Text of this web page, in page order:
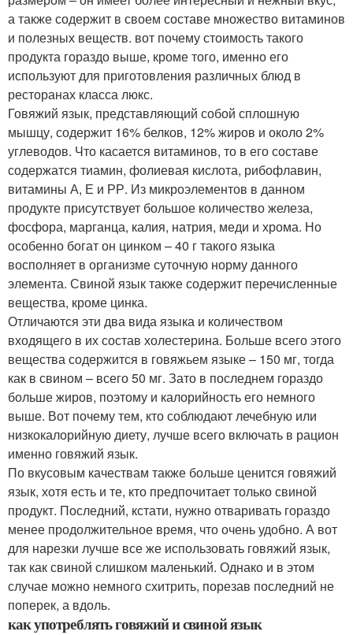
а также содержит в своем составе множество витаминов
и полезных веществ. вот почему стоимость такого
продукта гораздо выше, кроме того, именно его
используют для приготовления различных блюд в
ресторанах класса люкс.
Говяжий язык, представляющий собой сплошную
мышцу, содержит 16% белков, 12% жиров и около 2%
углеводов. Что касается витаминов, то в его составе
содержатся тиамин, фолиевая кислота, рибофлавин,
витамины А, Е и РР. Из микроэлементов в данном
продукте присутствует большое количество железа,
фосфора, марганца, калия, натрия, меди и хрома. Но
особенно богат он цинком – 40 г такого языка
восполняет в организме суточную норму данного
элемента. Свиной язык также содержит перечисленные
вещества, кроме цинка.
Отличаются эти два вида языка и количеством
входящего в их состав холестерина. Больше всего этого
вещества содержится в говяжьем языке – 150 мг, тогда
как в свином – всего 50 мг. Зато в последнем гораздо
больше жиров, поэтому и калорийность его немного
выше. Вот почему тем, кто соблюдают лечебную или
низкокалорийную диету, лучше всего включать в рацион
именно говяжий язык.
По вкусовым качествам также больше ценится говяжий
язык, хотя есть и те, кто предпочитает только свиной
продукт. Последний, кстати, нужно отваривать гораздо
менее продолжительное время, что очень удобно. А вот
для нарезки лучше все же использовать говяжий язык,
так как свиной слишком маленький. Однако и в этом
случае можно немного схитрить, порезав последний не
поперек, а вдоль.
как употреблять говяжий и свиной язык